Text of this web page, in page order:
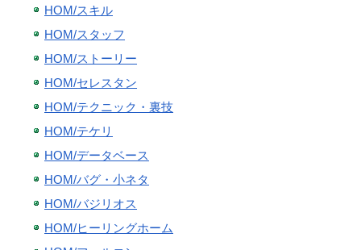
HOM/スキル
HOM/スタッフ
HOM/ストーリー
HOM/セレスタン
HOM/テクニック・裏技
HOM/テケリ
HOM/データベース
HOM/バグ・小ネタ
HOM/バジリオス
HOM/ヒーリングホーム